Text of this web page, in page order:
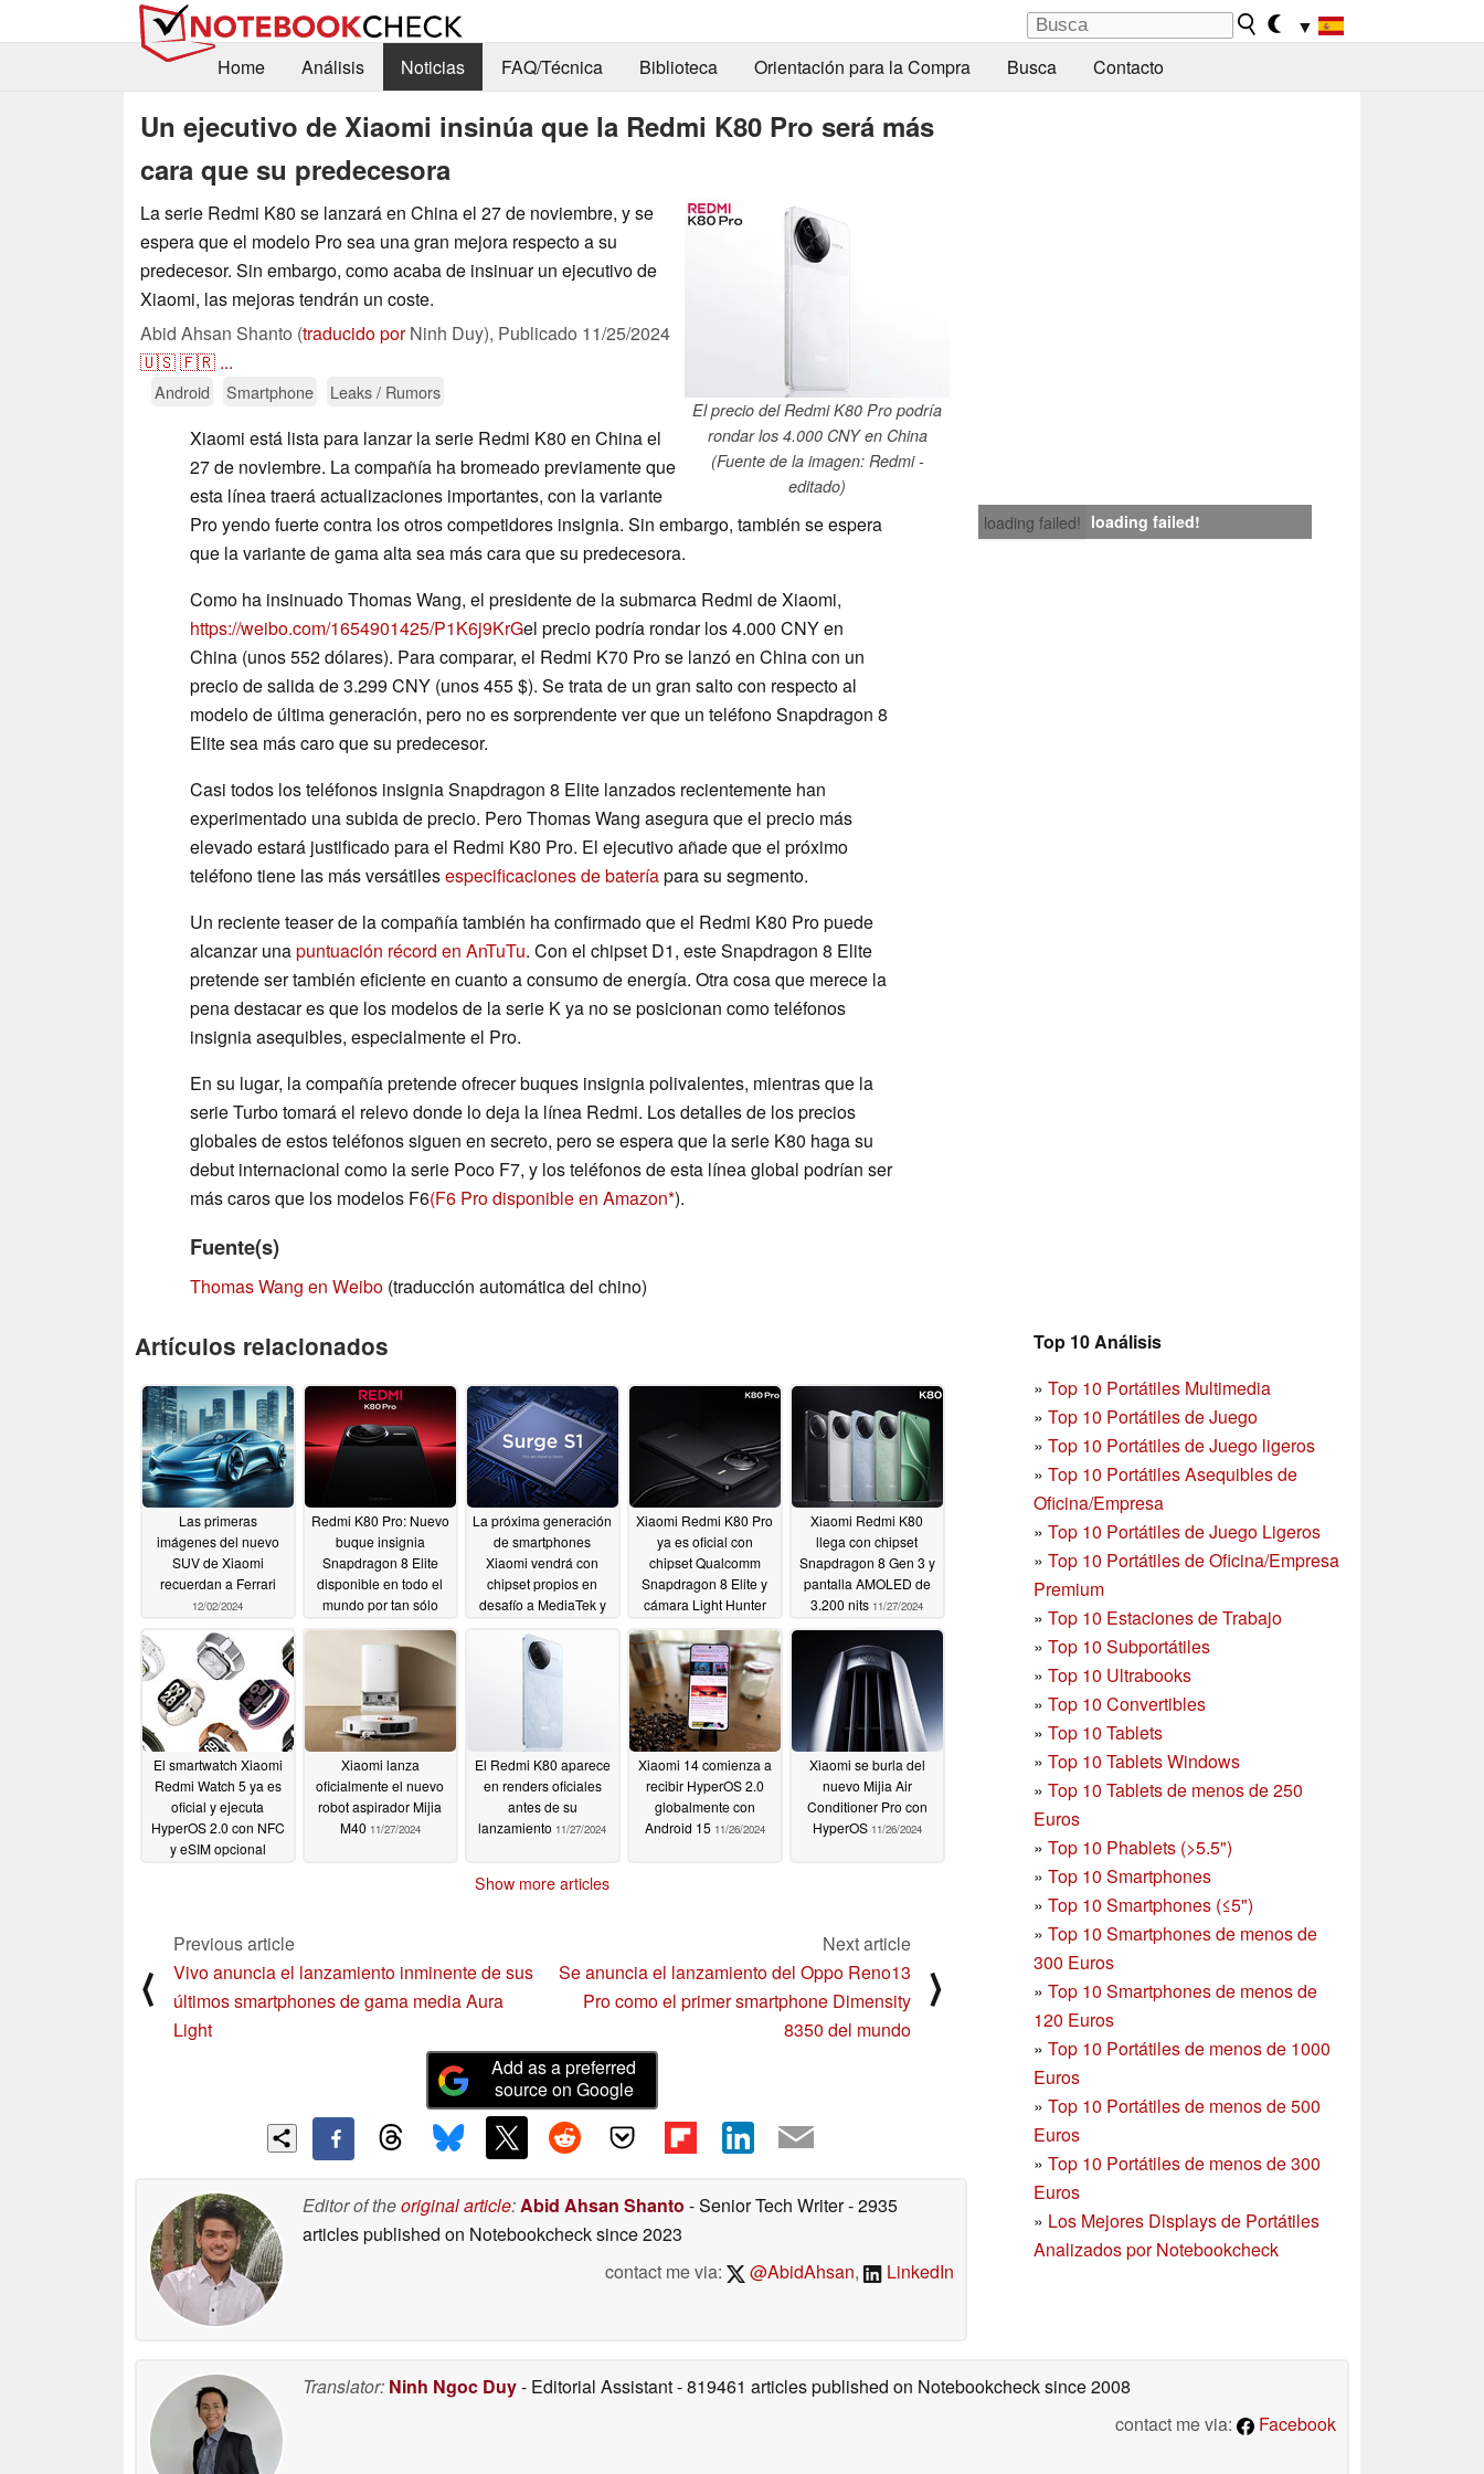
▼
Home
Análisis Noticias FAQ/Técnica Biblioteca Orientación para la Compra Busca Contacto
Un ejecutivo de Xiaomi insinúa que la Redmi K80 Pro será más
cara que su predecesora
El precio del Redmi K80 Pro podría
rondar los 4.000 CNY en China
(Fuente de la imagen: Redmi -
editado)
La serie Redmi K80 se lanzará en China el 27 de noviembre, y se
espera que el modelo Pro sea una gran mejora respecto a su
predecesor. Sin embargo, como acaba de insinuar un ejecutivo de
Xiaomi, las mejoras tendrán un coste.
Abid Ahsan Shanto (traducido porNinh Duy), Publicado 11/25/2024
🇺🇸🇫🇷 ...
Android Smartphone Leaks / Rumors
loading failed! loading failed!
Xiaomi está lista para lanzar la serie Redmi K80 en China el
27 de noviembre. La compañía ha bromeado previamente que
esta línea traerá actualizaciones importantes, con la variante
Pro yendo fuerte contra los otros competidores insignia. Sin embargo, también se espera
que la variante de gama alta sea más cara que su predecesora.
Como ha insinuado Thomas Wang, el presidente de la submarca Redmi de Xiaomi,
https://weibo.com/1654901425/P1K6j9KrGel precio podría rondar los 4.000 CNY en
China (unos 552 dólares). Para comparar, el Redmi K70 Pro se lanzó en China con un
precio de salida de 3.299 CNY (unos 455 $). Se trata de un gran salto con respecto al
modelo de última generación, pero no es sorprendente ver que un teléfono Snapdragon 8
Elite sea más caro que su predecesor.
Casi todos los teléfonos insignia Snapdragon 8 Elite lanzados recientemente han
experimentado una subida de precio. Pero Thomas Wang asegura que el precio más
elevado estará justificado para el Redmi K80 Pro. El ejecutivo añade que el próximo
teléfono tiene las más versátilesespecificaciones de bateríapara su segmento.
Un reciente teaser de la compañía también ha confirmado que el Redmi K80 Pro puede
alcanzar unapuntuación récord en AnTuTu. Con el chipset D1, este Snapdragon 8 Elite
pretende ser también eficiente en cuanto a consumo de energía. Otra cosa que merece la
pena destacar es que los modelos de la serie K ya no se posicionan como teléfonos
insignia asequibles, especialmente el Pro.
En su lugar, la compañía pretende ofrecer buques insignia polivalentes, mientras que la
serie Turbo tomará el relevo donde lo deja la línea Redmi. Los detalles de los precios
globales de estos teléfonos siguen en secreto, pero se espera que la serie K80 haga su
debut internacional como la serie Poco F7, y los teléfonos de esta línea global podrían ser
más caros que los modelos F6(F6 Pro disponible en Amazon ).
Fuente(s)
Thomas Wang en Weibo (traducción automática del chino)
Top 10 Análisis
» Top 10 Portátiles Multimedia
» Top 10 Portátiles de Juego
» Top 10 Portátiles de Juego ligeros
» Top 10 Portátiles Asequibles de
Oficina/Empresa
» Top 10 Portátiles de Juego Ligeros
» Top 10 Portátiles de Oficina/Empresa
Premium
» Top 10 Estaciones de Trabajo
» Top 10 Subportátiles
» Top 10 Ultrabooks
» Top 10 Convertibles
» Top 10 Tablets
» Top 10 Tablets Windows
» Top 10 Tablets de menos de 250
Euros
» Top 10 Phablets (>5.5")
» Top 10 Smartphones
» Top 10 Smartphones (≤5")
» Top 10 Smartphones de menos de
300 Euros
» Top 10 Smartphonesde menos de
120 Euros
» Top 10 Portátiles de menos de 1000
Euros
» Top 10 Portátiles de menos de 500
Euros
» Top 10 Portátiles de menos de 300
Euros
» Los Mejores Displays de Portátiles
Analizados por Notebookcheck
Artículos relacionados
Las primeras
imágenes del nuevo
SUV de Xiaomi
recuerdan a Ferrari
12/02/2024
Redmi K80 Pro: Nuevo
buque insignia
Snapdragon 8 Elite
disponible en todo el
mundo por tan sólo
importación 11/29/2024
La próxima generación
de smartphones
Xiaomi vendrá con
chipset propios en
desafío a MediaTek y
Xiaomi Redmi K80 Pro
ya es oficial con
chipset Qualcomm
Snapdragon 8 Elite y
cámara Light Hunter
11/27/2024
Xiaomi Redmi K80
llega con chipset
Snapdragon 8 Gen 3 y
pantalla AMOLED de
3.200 nits 11/27/2024
El smartwatch Xiaomi
Redmi Watch 5 ya es
oficial y ejecuta
HyperOS 2.0 con NFC
y eSIM opcional
Xiaomi lanza
oficialmente el nuevo
robot aspirador Mijia
M40 11/27/2024
El Redmi K80 aparece
en renders oficiales
antes de su
lanzamiento 11/27/2024
Xiaomi 14 comienza a
recibir HyperOS 2.0
globalmente con
Android 15 11/26/2024
Xiaomi se burla del
nuevo Mijia Air
Conditioner Pro con
HyperOS 11/26/2024
Show more articles
⟨
Previous article
Vivo anuncia el lanzamiento inminente de sus
últimos smartphones de gama media Aura
Light
Next article
Se anuncia el lanzamiento del Oppo Reno13
Pro como el primer smartphone Dimensity
8350 del mundo
⟩
Add as a preferred
source on Google
Editor of theoriginal article:Abid Ahsan Shanto - Senior Tech Writer- 2935
articles published on Notebookchecksince 2023
contact me via:
@AbidAhsan, LinkedIn
Translator: Ninh Ngoc Duy- Editorial Assistant- 819461 articles published on Notebookchecksince 2008
contact me via:
Facebook